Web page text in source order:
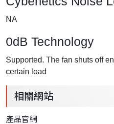
NA
0dB Technology
Supported. The fan shuts off
certain load
相關網站
產品官網